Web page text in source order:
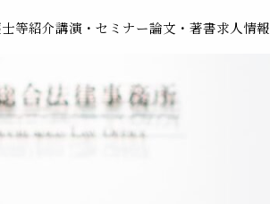
等紹介講演・セミナー論文・著書求人情報